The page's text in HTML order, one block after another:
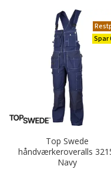
Spar
Top Swede
håndværkeroveralls
Navy